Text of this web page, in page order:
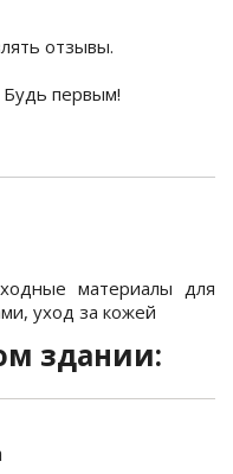
отзывы.
Будь первым!
материалы для
, уход за кожей
здании: